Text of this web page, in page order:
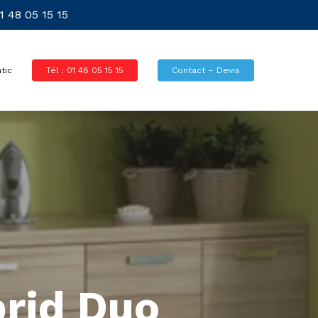
05 15 15
Tél : 01 48 05 15 15 Contact – Devis
Duo